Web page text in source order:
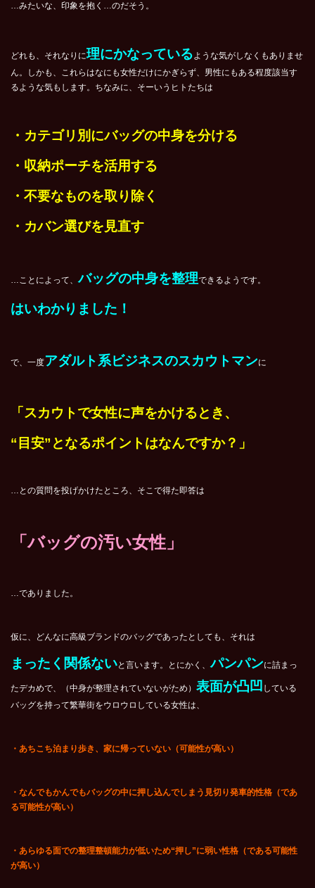
…みたいな、印象を抱く…のだそう。
どれも、それなりに理にかなっているような気がしなくもありませ
ん。しかも、これらはなにも女性だけにかぎらず、男性にもある程度該当す
るような気もします。ちなみに、そーいうヒトたちは
・カテゴリ別にバッグの中身を分ける
・収納ポーチを活用する
・不要なものを取り除く
・カバン選びを見直す
…ことによって、バッグの中身を整理できるようです。
はいわかりました！
で、一度アダルト系ビジネスのスカウトマンに
「スカウトで女性に声をかけるとき、
“目安”となるポイントはなんですか？」
…との質問を投げかけたところ、そこで得た即答は
「バッグの汚い女性」
…でありました。
仮に、どんなに高級ブランドのバッグであったとしても、それは
まったく関係ないと言います。とにかく、パンパンに詰まっ
たデカめで、（中身が整理されていないがため） 表面が凸凹 している
バッグを持って繁華街をウロウロしている女性は、
・あちこち泊まり歩き、家に帰っていない（可能性が高い）
・なんでもかんでもバッグの中に押し込んでしまう見切り発車的性格（であ
る可能性が高い）
・あらゆる面での整理整頓能力が低いため“押し”に弱い性格（である可能性
が高い）